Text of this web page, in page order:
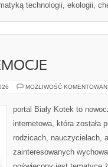
technologii, ekologii,
MOŻLIWOŚĆ
portal Biały Kotek to
internetowa, która została
rodzicach, nauczycielach,
zainteresowanych